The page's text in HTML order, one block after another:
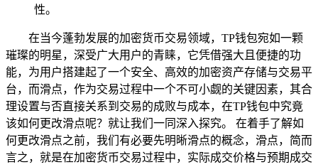
性。
在当今蓬勃发展的加密货币交易领域，TP钱包宛如一颗
璀璨的明星，深受广大用户的青睐，它凭借强大且便捷的功
能，为用户搭建起了一个安全、高效的加密资产存储与交易平
台，而滑点，作为交易过程中一个不可小觑的关键因素，其合
理设置与否直接关系到交易的成败与成本，在TP钱包中究竟
该如何更改滑点呢？就让我们一同深入探究。 在着手了解如
何更改滑点之前，我们有必要先明晰滑点的概念，滑点，简而
言之，就是在加密货币交易过程中，实际成交价格与预期成交